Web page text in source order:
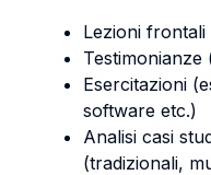
Lezioni frontali
Testimonianze
Esercitazioni
software etc.)
Analisi casi
(tradizionali,